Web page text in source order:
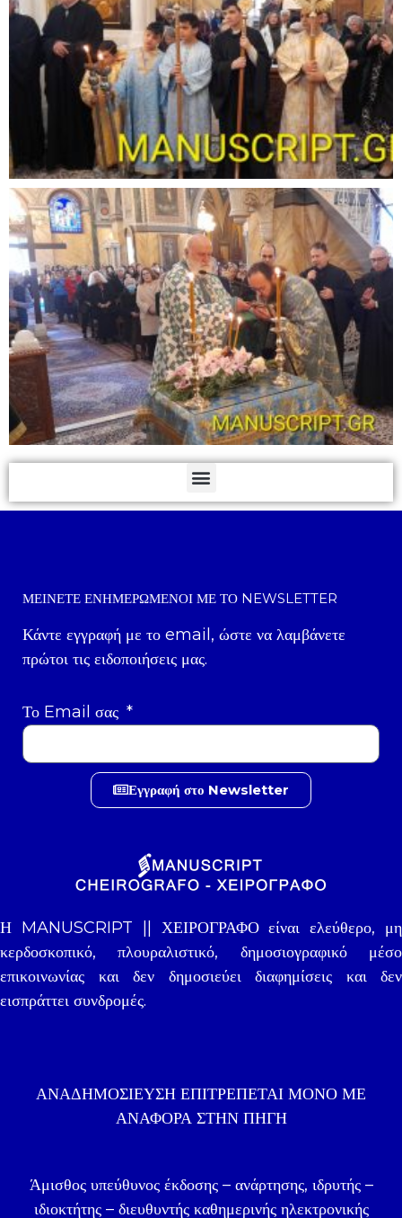
ΜΕΊΝΕΤΕ ΕΝΗΜΕΡΩΜΈΝΟΙ ΜΕ ΤΟ NEWSLETTER
Κάντε εγγραφή με το email, ώστε να λαμβάνετε
πρώτοι τις ειδοποιήσεις μας.
Το Email σας
Εγγραφή στο Newsletter
Η MANUSCRIPT || ΧΕΙΡΟΓΡΑΦΟ είναι ελεύθερο, μη
κερδοσκοπικό, πλουραλιστικό, δημοσιογραφικό μέσο
επικοινωνίας και δεν δημοσιεύει διαφημίσεις και δεν
εισπράττει συνδρομές.
ΑΝΑΔΗΜΟΣΊΕΥΣΗ ΕΠΙΤΡΈΠΕΤΑΙ ΜΌΝΟ ΜΕ
ΑΝΑΦΟΡΑ ΣΤΗΝ ΠΗΓΉ
Άμισθος υπεύθυνος έκδοσης – ανάρτησης, ιδρυτής –
ιδιοκτήτης – διευθυντής καθημερινής ηλεκτρονικής